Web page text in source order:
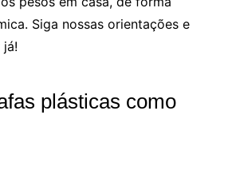
Siga nossas orientações e
plásticas como